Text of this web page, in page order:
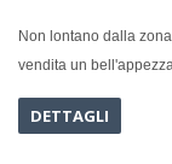
Non lontano dalla
vendita un
DETTAGLI